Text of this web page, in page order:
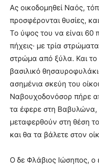
Ας οικοδομηθεί Ναός,
προσφέρονται θυσίες,
Το ύψος του να είναι 60
πήχεις· με τρία
στρώμα από ξύλα. Και
βασιλικό
ασημένια σκεύη του
Ναβουχοδονόσορ πήρε
τα έφερε στη Βαβυλώνα,
μεταφερθούν στη θέση
και θα τα βάλετε στον
Ο δε Φλάβιος Ιώσηπος, ο